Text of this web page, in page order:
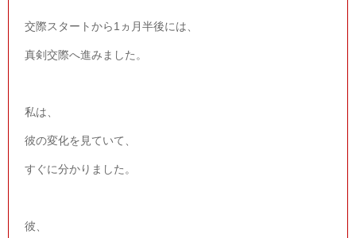
交際スタートから1 ヵ月半後には、
真剣交際へ進みました。
私は、
彼の変化を見ていて、
すぐに分かりました。
彼、